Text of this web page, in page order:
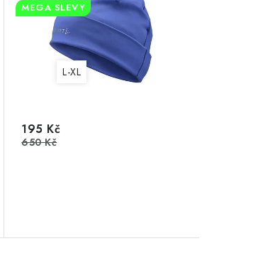
MEGA SLEVY
L-XL
195 Kč
650 Kč